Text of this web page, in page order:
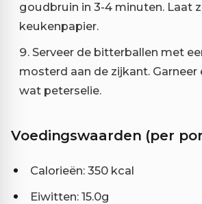
goudbruin in 3-4 minuten. Laat
keukenpapier.
Serveer de bitterballen met
mosterd aan de zijkant.
wat peterselie.
Voedingswaarden (per
Calorieën: 350 kcal
Eiwitten: 15.0g